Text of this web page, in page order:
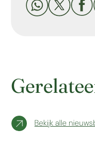
  
Bekijk alle